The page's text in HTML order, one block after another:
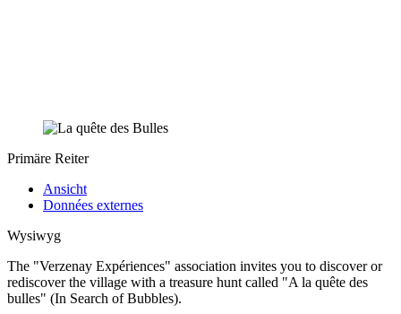
Primäre Reiter
Ansicht
Données externes
Wysiwyg
The "Verzenay Expériences" association invites you to discover or
rediscover the village with a treasure hunt called "A la quête des
bulles" (In Search of Bubbles).